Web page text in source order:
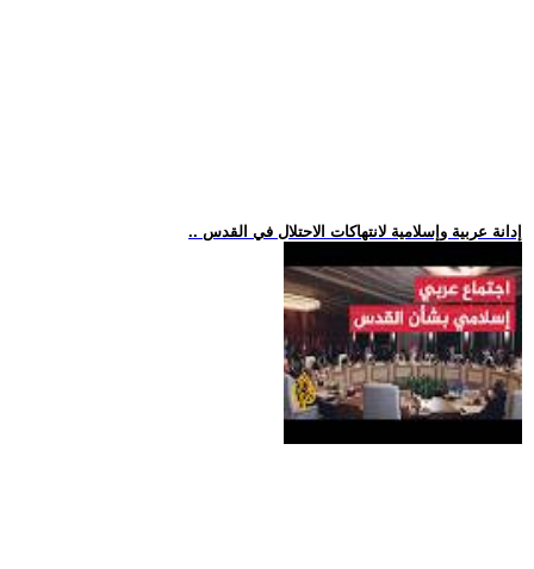
.. إدانة عربية وإسلامية لانتهاكات الاحتلال في القدس